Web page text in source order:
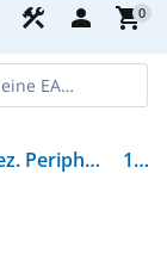
construction person shopping_cart0
Feldbus, Dez. Peripherie - Analoges Ein-/Ausgangs-Modul 144062